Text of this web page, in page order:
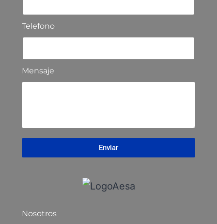
Telefono
Mensaje
Enviar
Nosotros